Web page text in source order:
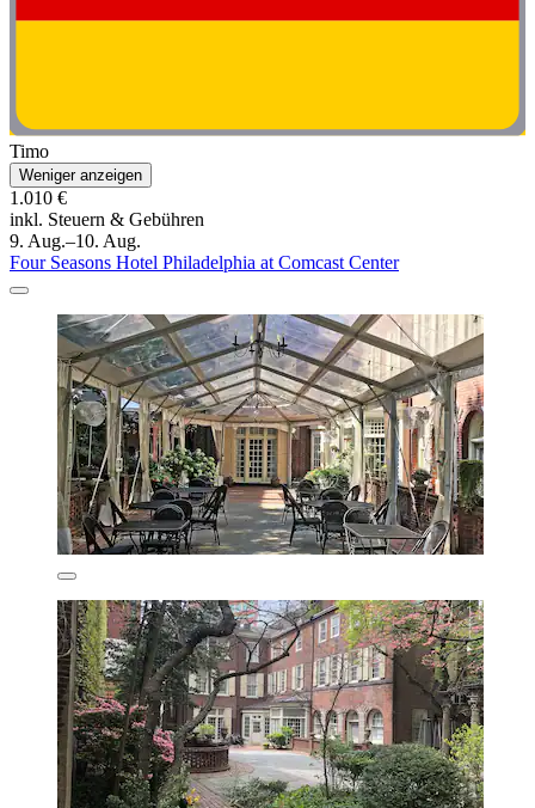
Timo
Weniger anzeigen
1.010 €
inkl. Steuern & Gebühren
9. Aug.–10. Aug.
Four Seasons Hotel Philadelphia at Comcast Center